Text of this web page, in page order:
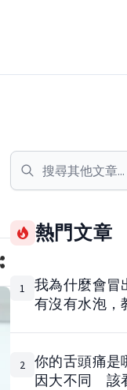
熱門文章
1
我為什麼會冒
有沒有水泡，
2
你的舌頭痛是
因大不同 該